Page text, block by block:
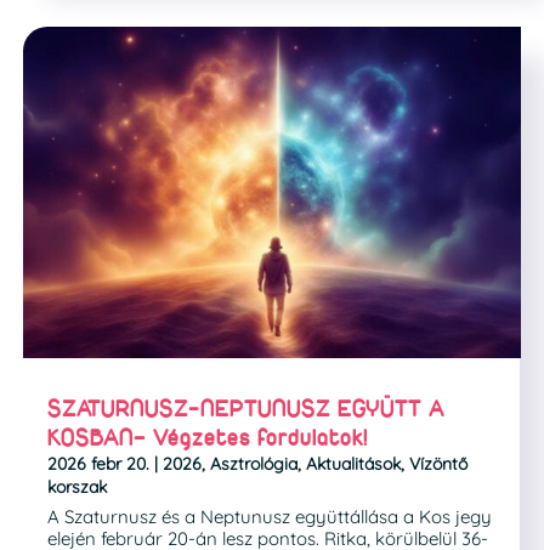
SZATURNUSZ-NEPTUNUSZ EGYÜTT A
KOSBAN– Végzetes fordulatok!
2026 febr 20. | 2026, Asztrológia, Aktualitások, Vízöntő
korszak
A Szaturnusz és a Neptunusz együttállása a Kos jegy
elején február 20-án lesz pontos. Ritka, körülbelül 36-